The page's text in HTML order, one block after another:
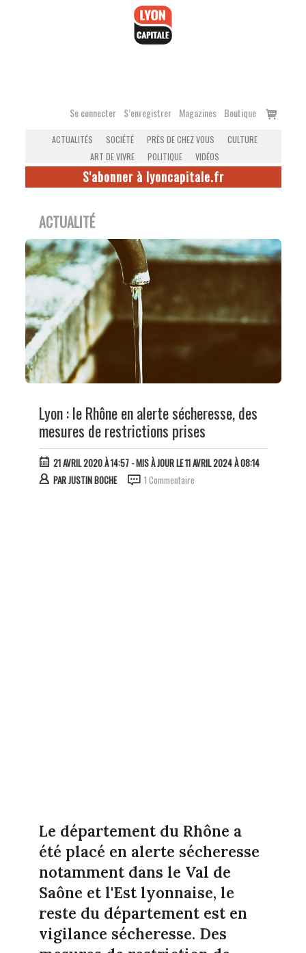
Se connecter S’enregistrer Magazines Boutique
Voir
ACTUALITÉS SOCIÉTÉ PRÈS DE CHEZ VOUS
CULTURE
ART DE VIVRE
POLITIQUE VIDÉOS
S'abonner à lyoncapitale.fr
ACTUALITÉ
Lyon : le Rhône en alerte sécheresse, des
mesures de restrictions prises
21 AVRIL 2020 À 14:57- MIS À JOUR LE 11 AVRIL 2024 À 08:14
PARJUSTIN BOCHE 1 Commentaire
Le département du Rhône a
été placé en alerte sécheresse
notamment dans le Val de
Saône et l'Est lyonnaise, le
reste du département est en
vigilance sécheresse. Des